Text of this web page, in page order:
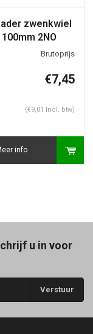
zwenkwiel
2NO
€7,45
(€9,01 Incl. btw)
info
u in voor
Verstuur